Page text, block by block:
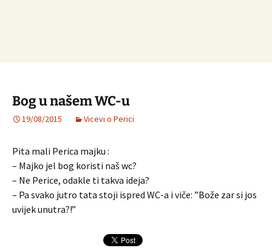
Bog u našem WC-u
19/08/2015 Vicevi o Perici
Pita mali Perica majku :
– Majko jel bog koristi naš wc?
– Ne Perice, odakle ti takva ideja?
– Pa svako jutro tata stoji ispred WC-a i viče: ”Bože zar si jos
uvijek unutra?!”